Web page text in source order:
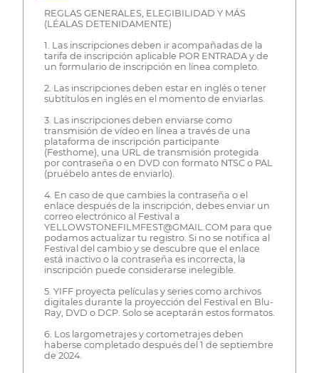
REGLAS GENERALES, ELEGIBILIDAD Y MÁS
(LÉALAS DETENIDAMENTE)
1. Las inscripciones deben ir acompañadas de la
tarifa de inscripción aplicable POR ENTRADA y de
un formulario de inscripción en línea completo.
2. Las inscripciones deben estar en inglés o tener
subtítulos en inglés en el momento de enviarlas.
3. Las inscripciones deben enviarse como
transmisión de vídeo en línea a través de una
plataforma de inscripción participante
(Festhome), una URL de transmisión protegida
por contraseña o en DVD con formato NTSC o PAL
(pruébelo antes de enviarlo).
4. En caso de que cambies la contraseña o el
enlace después de la inscripción, debes enviar un
correo electrónico al Festival a
YELLOWSTONEFILMFEST@GMAIL.COM para que
podamos actualizar tu registro. Si no se notifica al
Festival del cambio y se descubre que el enlace
está inactivo o la contraseña es incorrecta, la
inscripción puede considerarse inelegible.
5. YIFF proyecta películas y series como archivos
digitales durante la proyección del Festival en Blu-
Ray, DVD o DCP. Solo se aceptarán estos formatos.
6. Los largometrajes y cortometrajes deben
haberse completado después del 1 de septiembre
de 2024.